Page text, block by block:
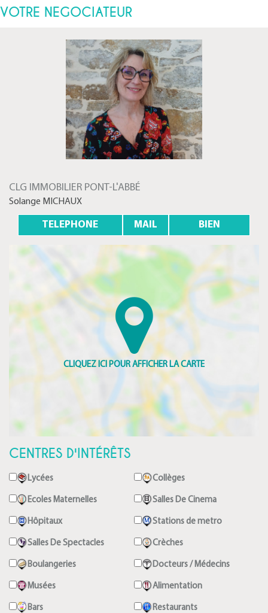
VOTRE NEGOCIATEUR
CLG IMMOBILIER PONT-L'ABBÉ
Solange MICHAUX
TELEPHONE MAIL BIEN
CENTRES D'INTÉRÊTS
Lycées Collèges
Ecoles Maternelles Salles De Cinema
Hôpitaux Stations de metro
Salles De Spectacles Crèches
Boulangeries Docteurs / Médecins
Musées Alimentation
Bars Restaurants